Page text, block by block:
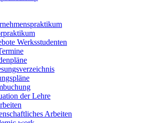
Werksstudenten
der Lehre
Arbeiten